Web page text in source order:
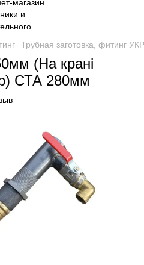
Трубная заготовка, фитинг
(На крані
СТА 280мм